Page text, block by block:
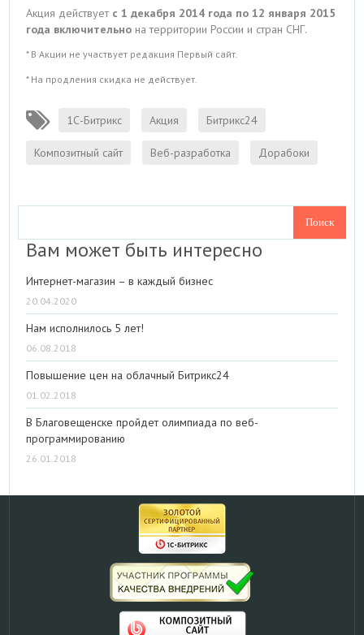
Акция действует с 1 декабря 2014 года по 12 января 2015
года включительно на территории России и стран СНГ.
* В Акции не участвует редакция Первый сайт.
* На продления скидка не действует.
1С-Битрикс Акция Битрикс24
Композитный сайт Веб-разработка Дорабоки
Вам может быть интересно
Интернет-магазин – в каждый бизнес
20.04.2020
Нам исполнилось 5 лет!
06.08.2018
Повышение цен на облачный Битрикс24
01.02.2018
В Благовещенске пройдет олимпиада по веб-
программированию
26.01.2018